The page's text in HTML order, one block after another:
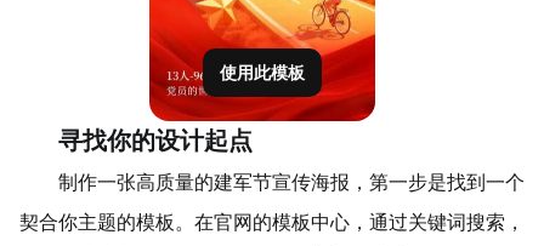
使用此模板
寻找你的设计起点
制作一张高质量的建军节宣传海报，第一步是找到一个
契合你主题的模板。在官网的模板中心，通过关键词搜索，